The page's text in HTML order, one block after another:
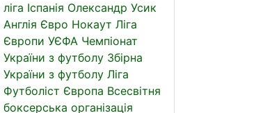
ліга Іспанія Олександр Усик
Англія Євро Нокаут Ліга
Європи УЄФА Чемпіонат
України з футболу Збірна
України з футболу Ліга
Футболіст Європа Всесвітня
боксерська організація